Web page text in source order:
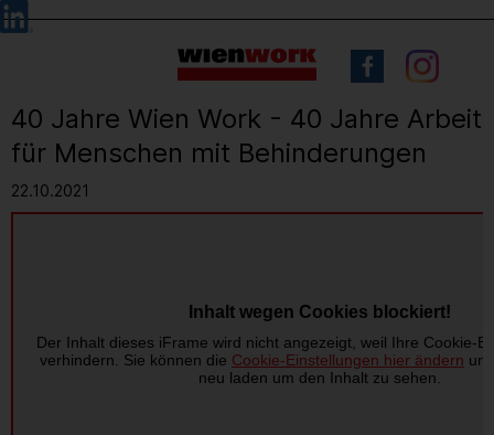
Barrierefreie
Bedienung
Sprachauswahl
40 Jahre Wien Work - 40 Jahre Arbeit
für Menschen mit Behinderungen
22.10.2021